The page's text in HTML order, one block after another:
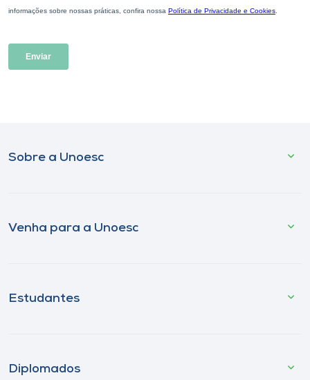
Sobre a Unoesc
Venha para a Unoesc
Estudantes
Diplomados